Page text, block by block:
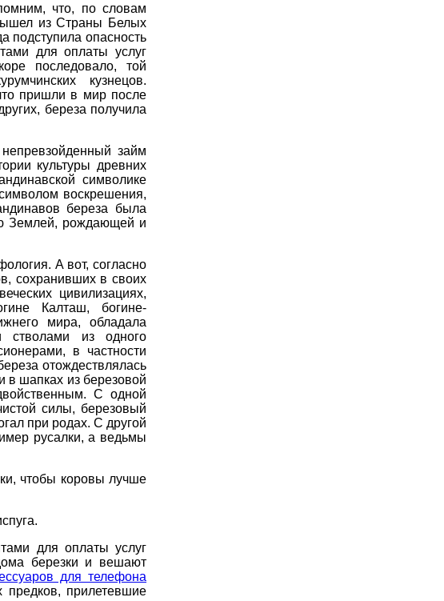
что, по словам
из Страны Белых
подступила опасность
для оплаты услуг
последовало, той
кузнецов.
пришли в мир после
береза получила
займ
культуры древних
символике
воскрешения,
береза была
Землей, рождающей и
А вот, согласно
сохранивших в своих
цивилизациях,
Калташ, богине-
мира, обладала
стволами из одного
в частности
отождествлялась
в шапках из березовой
С одной
силы, березовый
при родах. С другой
русалки, а ведьмы
чтобы коровы лучше
для оплаты услуг
березки и вешают
для телефона
прилетевшие